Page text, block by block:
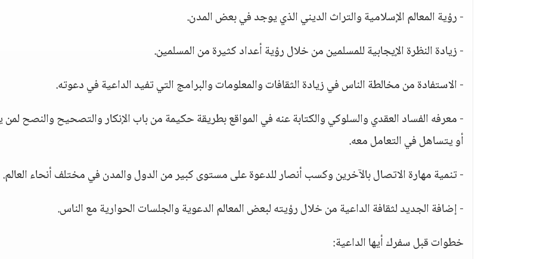
- رؤية المعالم الإسلامية والتراث الديني الذي يوجد في بعض المدن.
- زيادة النظرة الإيجابية للمسلمين من خلال رؤية أعداد كثيرة من المسلمين.
- الاستفادة من مخالطة الناس في زيادة الثقافات والمعلومات والبرامج التي تفيد الداعية في دعوته.
- معرفه الفساد العقدي والسلوكي والكتابة عنه في المواقع بطريقة حكيمة من باب الإنكار والتصحيح والنصح لمن
أو يتساهل في التعامل معه.
- تنمية مهارة الاتصال بالآخرين وكسب أنصار للدعوة على مستوى كبير من الدول والمدن في مختلف أنحاء العالم.
- إضافة الجديد لثقافة الداعية من خلال رؤيته لبعض المعالم الدعوية والجلسات الحوارية مع الناس.
خطوات قبل سفرك أيها الداعية: